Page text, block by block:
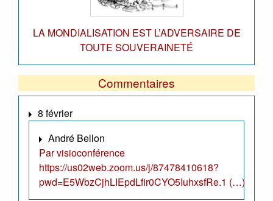
LA MONDIALISATION EST L’ADVERSAIRE DE
TOUTE SOUVERAINETÉ
Commentaires
8 février
André Bellon
Par visioconférence
https://us02web.zoom.us/j/87478410618?
pwd=E5WbzCjhLIEpdLfir0CYO5IuhxsfRe.1 (…)